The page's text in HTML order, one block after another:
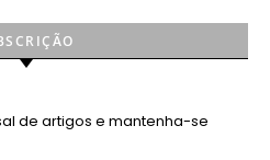
de artigos e mantenha-se